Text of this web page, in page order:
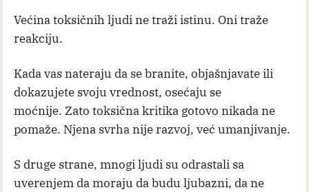
Većina toksičnih ljudi ne traži istinu. Oni traže
reakciju.
Kada vas nateraju da se branite, objašnjavate ili
dokazujete svoju vrednost, osećaju se
moćnije. Zato toksična kritika gotovo nikada ne
pomaže. Njena svrha nije razvoj, već umanjivanje.
S druge strane, mnogi ljudi su odrastali sa
uverenjem da moraju da budu ljubazni, da ne